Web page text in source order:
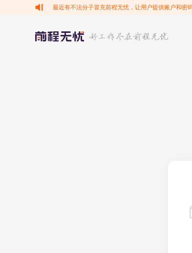
最近有不法分子冒充前程无忧，让用户提供账户和密